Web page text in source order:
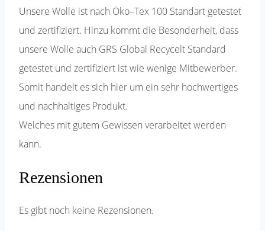
Unsere Wolle ist nach Öko–Tex 100 Standart getestet
und zertifiziert. Hinzu kommt die Besonderheit, dass
unsere Wolle auch GRS Global Recycelt Standard
getestet und zertifiziert ist wie wenige Mitbewerber.
Somit handelt es sich hier um ein sehr hochwertiges
und nachhaltiges Produkt.
Welches mit gutem Gewissen verarbeitet werden
kann.
Rezensionen
Es gibt noch keine Rezensionen.